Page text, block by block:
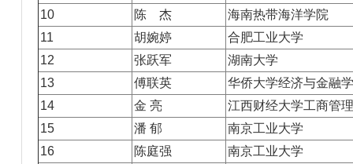
10
陈 杰
海南热带海洋学院
11
胡婉婷
合肥工业大学
12
张跃军
湖南大学
13
傅联英
华侨大学经济与金融
14
金 亮
江西财经大学工商管
15
潘 郁
南京工业大学
16
陈庭强
南京工业大学